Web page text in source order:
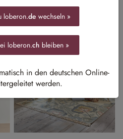
Bücher
loberon.de wechseln »
loberon.ch bleiben »
in den deutschen Online-
werden.